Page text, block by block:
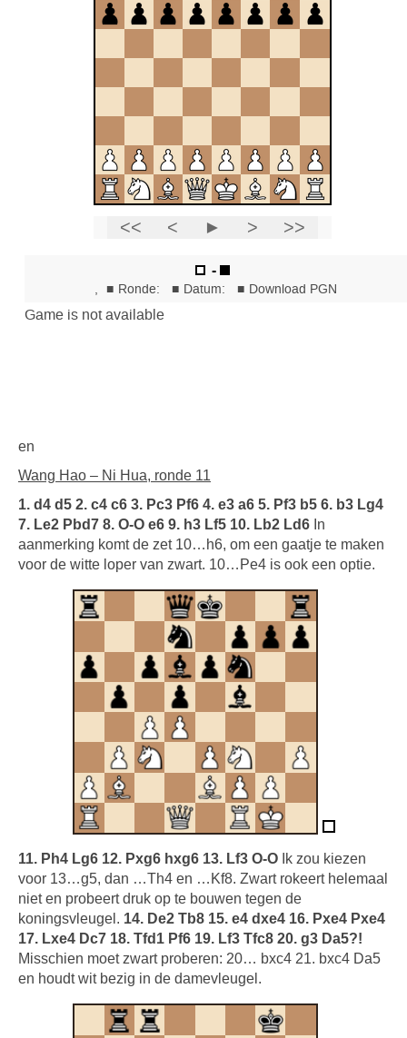
en
Wang Hao – Ni Hua, ronde 11
1. d4 d5 2. c4 c6 3. Pc3 Pf6 4. e3 a6 5. Pf3 b5 6. b3 Lg4
7. Le2 Pbd7 8. O-O e6 9. h3 Lf5 10. Lb2 Ld6 In
aanmerking komt de zet 10…h6, om een gaatje te maken
voor de witte loper van zwart. 10…Pe4 is ook een optie.
11. Ph4 Lg6 12. Pxg6 hxg6 13. Lf3 O-O Ik zou kiezen
voor 13…g5, dan …Th4 en …Kf8. Zwart rokeert helemaal
niet en probeert druk op te bouwen tegen de
koningsvleugel. 14. De2 Tb8 15. e4 dxe4 16. Pxe4 Pxe4
17. Lxe4 Dc7 18. Tfd1 Pf6 19. Lf3 Tfc8 20. g3 Da5?!
Misschien moet zwart proberen: 20… bxc4 21. bxc4 Da5
en houdt wit bezig in de damevleugel.